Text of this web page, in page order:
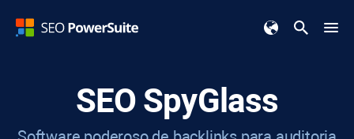
SEO SpyGlass